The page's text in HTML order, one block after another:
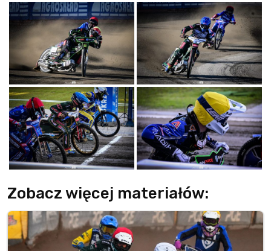
Zobacz więcej materiałów: